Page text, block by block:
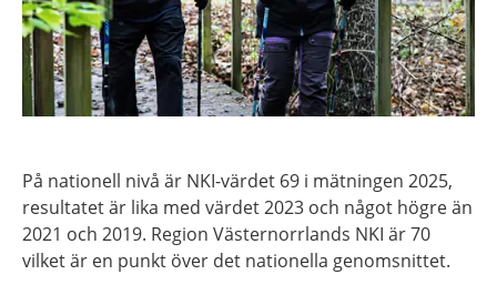
På nationell nivå är NKI-värdet 69 i mätningen 2025,
resultatet är lika med värdet 2023 och något högre än
2021 och 2019. Region Västernorrlands NKI är 70
vilket är en punkt över det nationella genomsnittet.